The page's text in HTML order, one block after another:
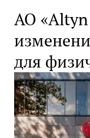
АО «Altyn
для